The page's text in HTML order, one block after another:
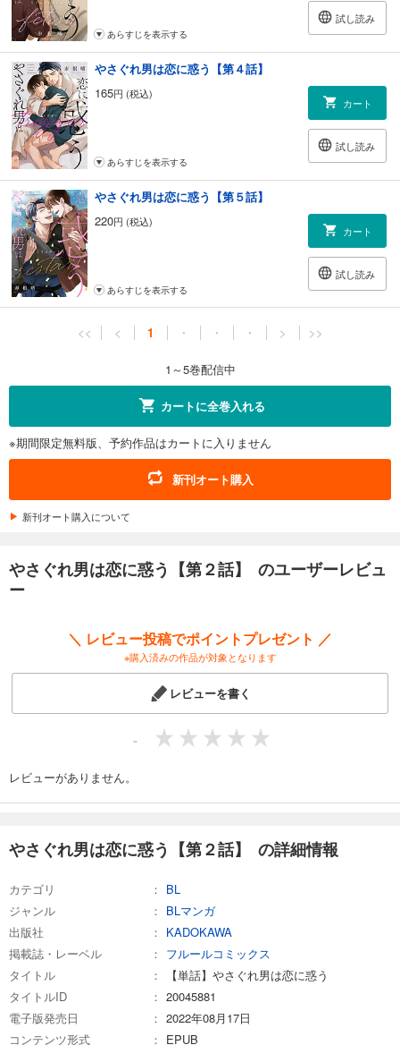
試し読み
あらすじを表示する
やさぐれ男は恋に惑う【第４話】
165円 (税込)
カート
試し読み
あらすじを表示する
やさぐれ男は恋に惑う【第５話】
220円 (税込)
カート
試し読み
あらすじを表示する
<< < 1 ・ ・ ・ > >>
1～5巻配信中
カートに全巻入れる
※期間限定無料版、予約作品はカートに入りません
新刊オート購入
新刊オート購入について
やさぐれ男は恋に惑う【第２話】 のユーザーレビュ
ー
＼ レビュー投稿でポイントプレゼント ／
※購入済みの作品が対象となります
レビューを書く
-
レビューがありません。
やさぐれ男は恋に惑う【第２話】 の詳細情報
カテゴリ
BL
ジャンル
BLマンガ
出版社
KADOKAWA
掲載誌・レーベル
フルールコミックス
タイトル
【単話】やさぐれ男は恋に惑う
タイトルID
20045881
電子版発売日
2022年08月17日
コンテンツ形式
EPUB